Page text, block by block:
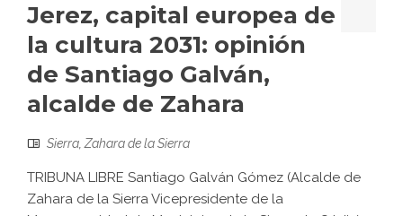
Jerez, capital europea de
la cultura 2031: opinión
de Santiago Galván,
alcalde de Zahara
Sierra,Zahara de la Sierra
TRIBUNA LIBRE Santiago Galván Gómez (Alcalde de
Zahara de la Sierra Vicepresidente de la